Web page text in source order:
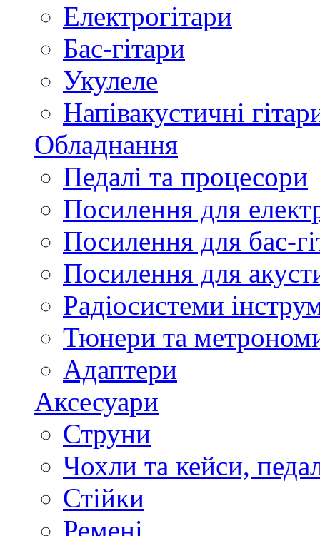
Електрогітари
Бас-гітари
Укулеле
Напівакустичні
Обладнання
Педалі та процесори
Посилення для
Посилення для бас-
Посилення для
Радіосистеми
Тюнери та
Адаптери
Аксесуари
Струни
Чохли та кейси,
Стійки